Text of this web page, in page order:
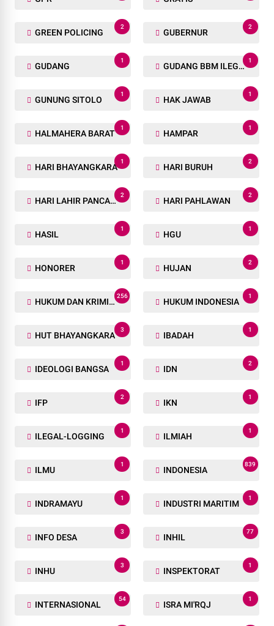
GREEN POLICING
2
GUBERNUR
2
GUDANG
1
GUDANG BBM ILEGAL
1
GUNUNG SITOLO
1
HAK JAWAB
1
HALMAHERA BARAT
1
HAMPAR
1
HARI BHAYANGKARA
1
HARI BURUH
2
HARI LAHIR PANCASILA
2
HARI PAHLAWAN
2
HASIL
1
HGU
1
HONORER
1
HUJAN
2
HUKUM DAN KRIMINAL
256
HUKUM INDONESIA
1
HUT BHAYANGKARA
3
IBADAH
1
IDEOLOGI BANGSA
1
IDN
2
IFP
2
IKN
1
ILEGAL-LOGGING
1
ILMIAH
1
ILMU
1
INDONESIA
839
INDRAMAYU
1
INDUSTRI MARITIM
1
INFO DESA
3
INHIL
77
INHU
3
INSPEKTORAT
1
INTERNASIONAL
54
ISRA MI'RQJ
1